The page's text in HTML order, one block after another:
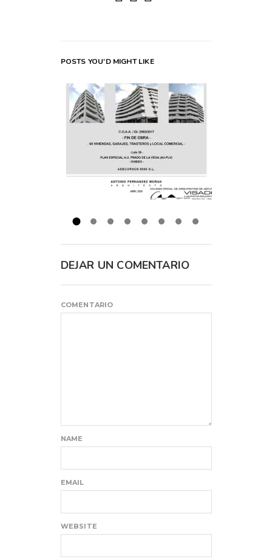
POSTS YOU'D MIGHT LIKE
DEJAR UN COMENTARIO
COMENTARIO
NAME
EMAIL
WEBSITE